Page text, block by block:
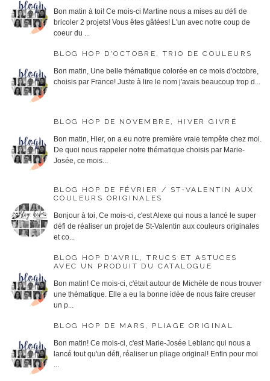
Bon matin à toi! Ce mois-ci Martine nous a mises au défi de
bricoler 2 projets! Vous êtes gâtées! L'un avec notre coup de
coeur du ...
BLOG HOP D'OCTOBRE, TRIO DE COULEURS
Bon matin, Une belle thématique colorée en ce mois d'octobre,
choisis par France! Juste à lire le nom j'avais beaucoup trop d...
BLOG HOP DE NOVEMBRE, HIVER GIVRÉ
Bon matin, Hier, on a eu notre première vraie tempête chez moi.
De quoi nous rappeler notre thématique choisis par Marie-
Josée, ce mois...
BLOG HOP DE FÉVRIER / ST-VALENTIN AUX
COULEURS ORIGINALES
Bonjour à toi, Ce mois-ci, c'est Alexe qui nous a lancé le super
défi de réaliser un projet de St-Valentin aux couleurs originales
et co...
BLOG HOP D'AVRIL, TRUCS ET ASTUCES
AVEC UN PRODUIT DU CATALOGUE
Bon matin! Ce mois-ci, c'était autour de Michèle de nous trouver
une thématique. Elle a eu la bonne idée de nous faire creuser
un p...
BLOG HOP DE MARS, PLIAGE ORIGINAL
Bon matin! Ce mois-ci, c'est Marie-Josée Leblanc qui nous a
lancé tout qu'un défi, réaliser un pliage original! Enfin pour moi
...